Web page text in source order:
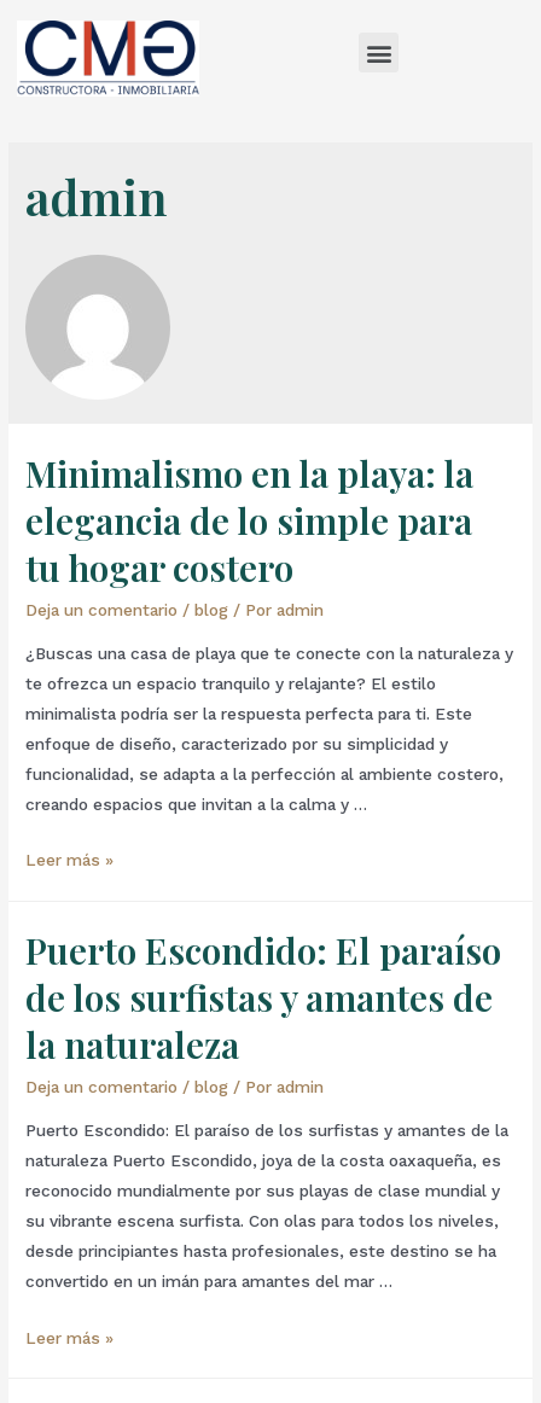
admin
Minimalismo en la playa: la
elegancia de lo simple para
tu hogar costero
Deja un comentario /blog / Poradmin
¿Buscas una casa de playa que te conecte con la naturaleza y
te ofrezca un espacio tranquilo y relajante? El estilo
minimalista podría ser la respuesta perfecta para ti. Este
enfoque de diseño, caracterizado por su simplicidad y
funcionalidad, se adapta a la perfección al ambiente costero,
creando espacios que invitan a la calma y …
Leer más »
Puerto Escondido: El paraíso
de los surfistas y amantes de
la naturaleza
Deja un comentario /blog / Poradmin
Puerto Escondido: El paraíso de los surfistas y amantes de la
naturaleza Puerto Escondido, joya de la costa oaxaqueña, es
reconocido mundialmente por sus playas de clase mundial y
su vibrante escena surfista. Con olas para todos los niveles,
desde principiantes hasta profesionales, este destino se ha
convertido en un imán para amantes del mar …
Leer más »